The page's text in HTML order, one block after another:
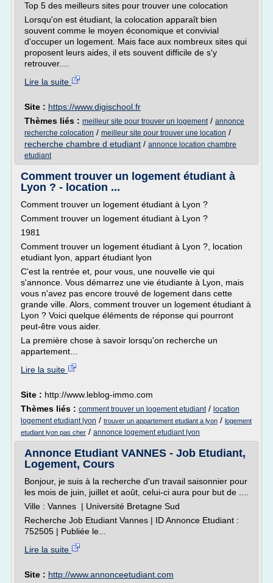
Top 5 des meilleurs sites pour trouver une colocation
Lorsqu'on est étudiant, la colocation apparaît bien
souvent comme le moyen économique et convivial
d'occuper un logement. Mais face aux nombreux sites qui
proposent leurs aides, il ets souvent difficile de s'y
retrouver....
Lire la suite
Site : https://www.digischool.fr
Thèmes liés : meilleur site pour trouver un logement/ annonce
recherche colocation / meilleur site pour trouver une location /
recherche chambre d etudiant / annonce location chambre
etudiant
Comment trouver un logement étudiant à
Lyon ? - location ...
Comment trouver un logement étudiant à Lyon ?
Comment trouver un logement étudiant à Lyon ?
1981
Comment trouver un logement étudiant à Lyon ?, location
etudiant lyon, appart étudiant lyon
C'est la rentrée et, pour vous, une nouvelle vie qui
s'annonce. Vous démarrez une vie étudiante à Lyon, mais
vous n'avez pas encore trouvé de logement dans cette
grande ville. Alors, comment trouver un logement étudiant à
Lyon ? Voici quelque éléments de réponse qui pourront
peut-être vous aider.
La première chose à savoir lorsqu'on recherche un
appartement...
Lire la suite
Site : http://www.leblog-immo.com
Thèmes liés : comment trouver un logement etudiant/ location
logement etudiant lyon / trouver un appartement etudiant a lyon / logement
etudiant lyon pas cher / annonce logement etudiant lyon
Annonce Etudiant VANNES - Job Etudiant,
Logement, Cours
Bonjour, je suis à la recherche d'un travail saisonnier pour
les mois de juin, juillet et août, celui-ci aura pour but de ....
Ville : Vannes | Université Bretagne Sud
Recherche Job Etudiant Vannes | ID Annonce Etudiant :
752505 | Publiée le...
Lire la suite
Site : http://www.annonceetudiant.com